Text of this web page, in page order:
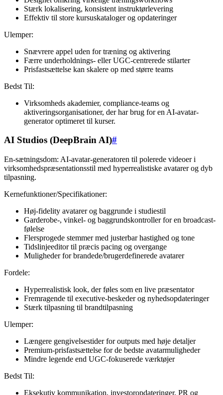
Stærk lokalisering, konsistent instruktørlevering
Effektiv til store kursuskataloger og opdateringer
Ulemper:
Snævrere appel uden for træning og aktivering
Færre underholdnings- eller UGC-centrerede stilarter
Prisfastsættelse kan skalere op med større teams
Bedst Til:
Virksomheds akademier, compliance-teams og
aktiveringsorganisationer, der har brug for en AI-avatar-
generator optimeret til kurser.
AI Studios (DeepBrain AI)#
En-sætningsdom: AI-avatar-generatoren til polerede videoer i
virksomhedspræsentationsstil med hyperrealistiske avatarer og dyb
tilpasning.
Kernefunktioner/Specifikationer:
Høj-fidelity avatarer og baggrunde i studiestil
Garderobe-, vinkel- og baggrundskontroller for en broadcast-
følelse
Flersprogede stemmer med justerbar hastighed og tone
Tidslinjeeditor til præcis pacing og overgange
Muligheder for brandede/brugerdefinerede avatarer
Fordele:
Hyperrealistisk look, der føles som en live præsentator
Fremragende til executive-beskeder og nyhedsopdateringer
Stærk tilpasning til brandtilpasning
Ulemper:
Længere gengivelsestider for outputs med høje detaljer
Premium-prisfastsættelse for de bedste avatarmuligheder
Mindre legende end UGC-fokuserede værktøjer
Bedst Til:
Eksekutiv kommunikation, investoropdateringer, PR og